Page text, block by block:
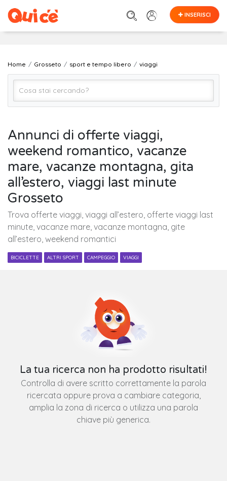
INSERISCI
Home Grosseto sport e tempo libero viaggi
Grosseto
Cerca
Annunci di offerte viaggi,
weekend romantico, vacanze
mare, vacanze montagna, gita
all’estero, viaggi last minute
Grosseto
Trova offerte viaggi, viaggi all’estero, offerte viaggi last
minute, vacanze mare, vacanze montagna, gite
all’estero, weekend romantici
BICICLETTE ALTRI SPORT CAMPEGGIO VIAGGI
La tua ricerca non ha prodotto risultati!
Controlla di avere scritto correttamente la parola
ricercata oppure prova a cambiare categoria,
amplia la zona di ricerca o utilizza una parola
chiave più generica.